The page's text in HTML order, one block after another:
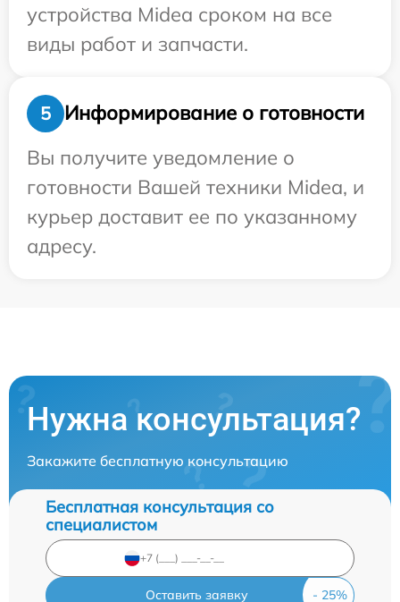
устройства Midea сроком на все
виды работ и запчасти.
5
Информирование о готовности
Вы получите уведомление о
готовности Вашей техники Midea, и
курьер доставит ее по указанному
адресу.
Нужна консультация?
Закажите бесплатную консультацию
Бесплатная консультация со
специалистом
Оставить заявку